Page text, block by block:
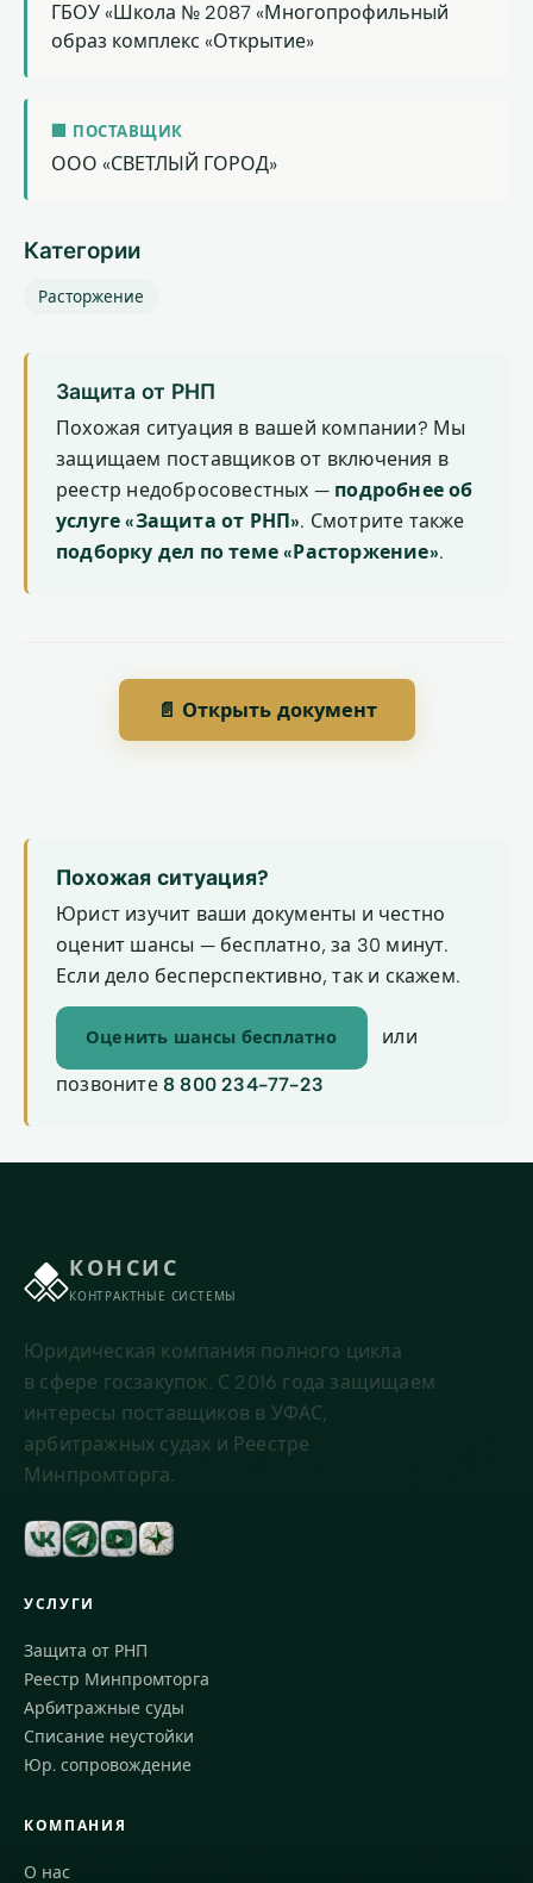
ГБОУ «Школа № 2087 «Многопрофильный
образ комплекс «Открытие»
🏢 ПОСТАВЩИК
ООО «СВЕТЛЫЙ ГОРОД»
Категории
Расторжение
Защита от РНП
Похожая ситуация в вашей компании? Мы
защищаем поставщиков от включения в
реестр недобросовестных — подробнее об
услуге «Защита от РНП». Смотрите также
подборку дел по теме «Расторжение».
📄 Открыть документ
Похожая ситуация?
Юрист изучит ваши документы и честно
оценит шансы — бесплатно, за 30 минут.
Если дело бесперспективно, так и скажем.
Оценить шансы бесплатно или
позвоните 8 800 234-77-23
КОНСИС
КОНТРАКТНЫЕ СИСТЕМЫ
Юридическая компания полного цикла
в сфере госзакупок. С 2016 года защищаем
интересы поставщиков в УФАС,
арбитражных судах и Реестре
Минпромторга.
УСЛУГИ
Защита от РНП
Реестр Минпромторга
Арбитражные суды
Списание неустойки
Юр. сопровождение
КОМПАНИЯ
О нас